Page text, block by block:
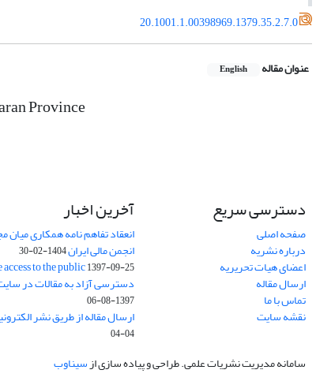
20.1001.1.00398969.1379.35.2.7.0
عنوان مقاله English
Province
دسترسی سریع
صفحه اصلی
درباره نشریه
اعضای هیات تحریریه
ارسال مقاله
تماس با ما
نقشه سایت
آخرین اخبار
انعقاد تفاهم نامه همکاری میان
انجمن مالی ایران1404-02-30
access to the public1397-09-25
دسترسی آزاد به مقالات در
1397-08-06
ارسال مقاله از طریق نشر
04-04
سامانه مدیریت نشریات علمی.طراحی و پیاده سازی ازسیناوب